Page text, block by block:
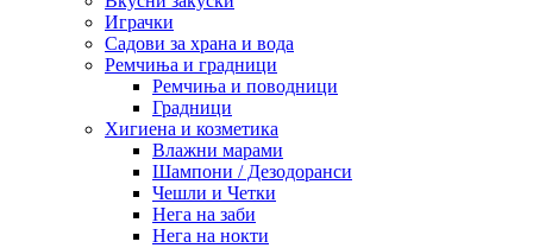
Играчки
Садови за храна и вода
Ремчиња и градници
Ремчиња и поводници
Градници
Хигиена и козметика
Влажни марами
Шампони / Дезодоранси
Чешли и Четки
Нега на заби
Нега на нокти